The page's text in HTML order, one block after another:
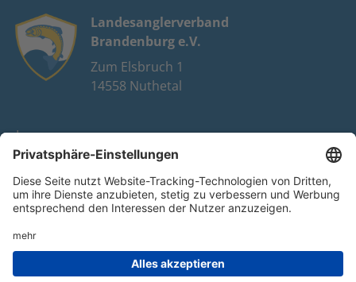
Landesanglerverband
Brandenburg e.V.
Zum Elsbruch 1
14558 Nuthetal
Impressum
Datenschutz
FAQ